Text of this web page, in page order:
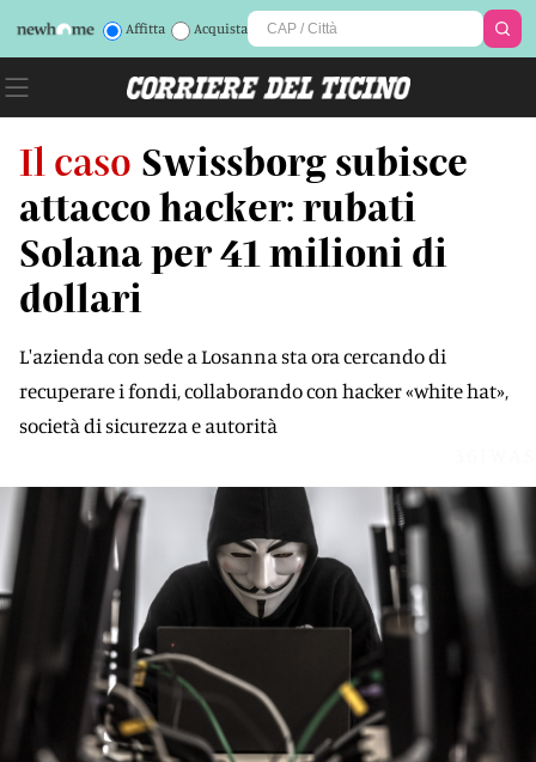
Affitta Acquista
Il caso Swissborg subisce
attacco hacker: rubati
Solana per 41 milioni di
dollari
L'azienda con sede a Losanna sta ora cercando di
recuperare i fondi, collaborando con hacker «white hat»,
società di sicurezza e autorità